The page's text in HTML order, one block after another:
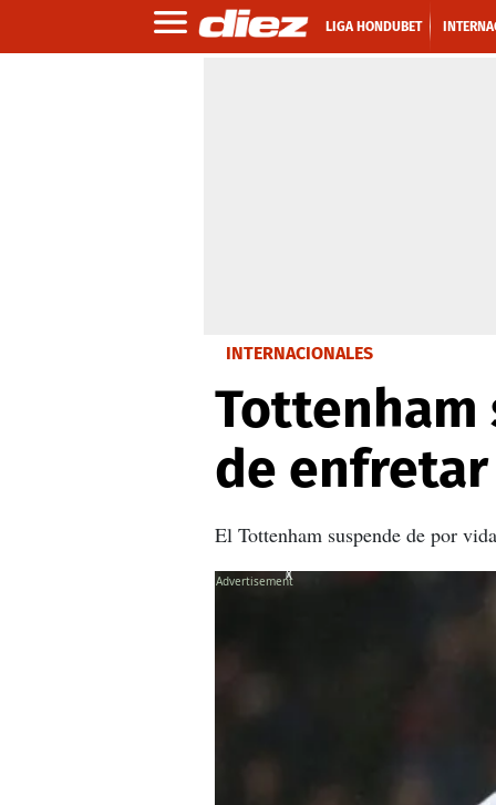
LIGA HONDUBET
INTERNACIONALES
Tottenham
de
El Tottenham suspende de por
X